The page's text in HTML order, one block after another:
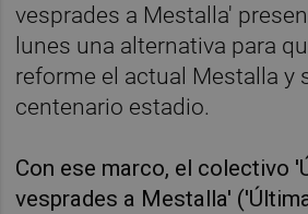
vesprades a Mestalla'
lunes una alternativa para
reforme el actual Mestalla y
centenario estadio.
Con ese marco, el colectivo
vesprades a Mestalla'